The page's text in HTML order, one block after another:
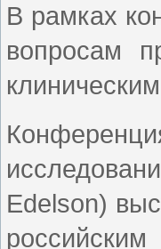
В рамках
вопросам
Edelson)